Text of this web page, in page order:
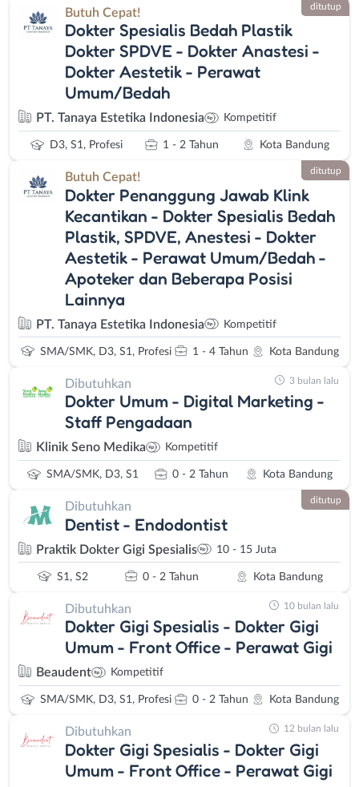
Butuh Cepat!
Dokter Spesialis Bedah Plastik
Dokter SPDVE - Dokter Anastesi -
Dokter Aestetik - Perawat
Umum/Bedah
PT. Tanaya Estetika Indonesia Kompetitif
D3, S1, Profesi 1 - 2 Tahun Kota Bandung
ditutup
Butuh Cepat!
Dokter Penanggung Jawab Klink
Kecantikan - Dokter Spesialis Bedah
Plastik, SPDVE, Anestesi - Dokter
Aestetik - Perawat Umum/Bedah -
Apoteker dan Beberapa Posisi
Lainnya
PT. Tanaya Estetika Indonesia Kompetitif
SMA/SMK, D3, S1, Profesi 1 - 4 Tahun Kota Bandung
ditutup
Dibutuhkan
Dokter Umum - Digital Marketing -
Staff Pengadaan
Klinik Seno Medika Kompetitif
SMA/SMK, D3, S1 0 - 2 Tahun Kota Bandung
3 bulan lalu
Dibutuhkan
Dentist - Endodontist
Praktik Dokter Gigi Spesialis 10 - 15 Juta
S1, S2 0 - 2 Tahun Kota Bandung
ditutup
Dibutuhkan
Dokter Gigi Spesialis - Dokter Gigi
Umum - Front Office - Perawat Gigi
Beaudent Kompetitif
SMA/SMK, D3, S1, Profesi 0 - 2 Tahun Kota Bandung
10 bulan lalu
Dibutuhkan
Dokter Gigi Spesialis - Dokter Gigi
Umum - Front Office - Perawat Gigi
12 bulan lalu